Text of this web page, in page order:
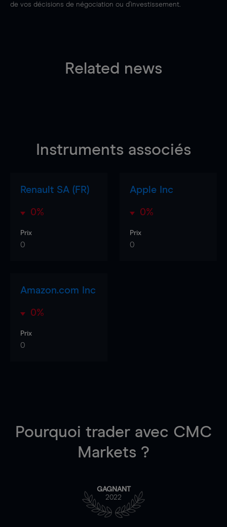
de vos décisions de négociation ou d'investissement.
Related news
Instruments associés
Renault SA (FR)
0%
Prix
0
Apple Inc
0%
Prix
0
Amazon.com Inc
0%
Prix
0
Pourquoi trader avec CMC
Markets ?
GAGNANT
2022